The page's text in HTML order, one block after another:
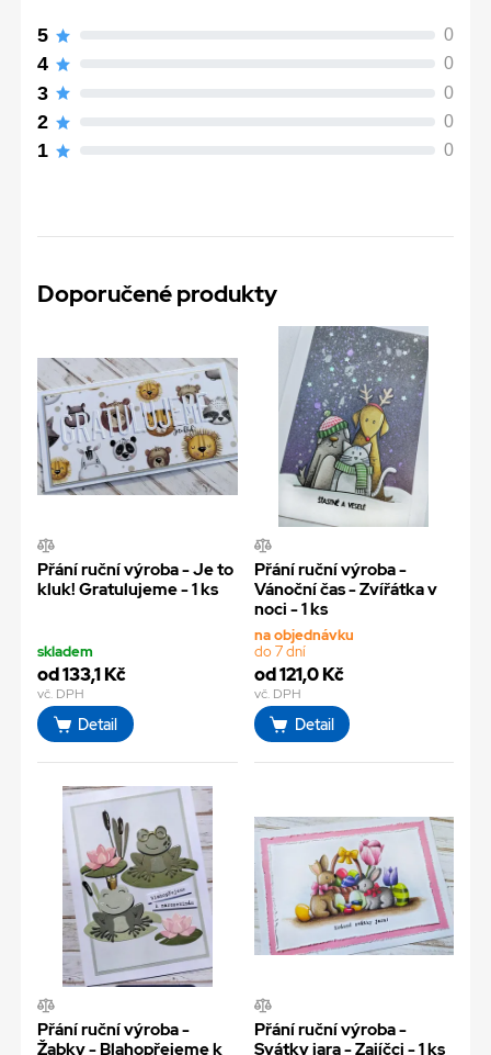
5 0
4 0
3 0
2 0
1 0
Doporučené produkty
Přání ruční výroba - Je to
kluk! Gratulujeme - 1 ks
skladem
od 133,1 Kč
vč. DPH
Detail
Přání ruční výroba -
Vánoční čas - Zvířátka v
noci - 1 ks
na objednávku
do 7 dní
od 121,0 Kč
vč. DPH
Detail
Přání ruční výroba -
Žabky - Blahopřejeme k
Přání ruční výroba -
Svátky jara - Zajíčci - 1 ks